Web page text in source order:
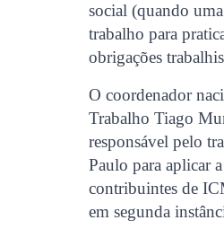
social (quando
trabalho para
obrigações
O coordenador
Trabalho Tiago
responsável pelo
Paulo para aplicar
contribuintes de
em segunda